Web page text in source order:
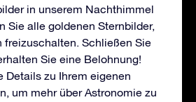
in unserem Nachthimmel
Sie alle goldenen Sternbilder,
freizuschalten. Schließen Sie
Sie eine Belohnung!
Details zu Ihrem eigenen
um mehr über Astronomie zu